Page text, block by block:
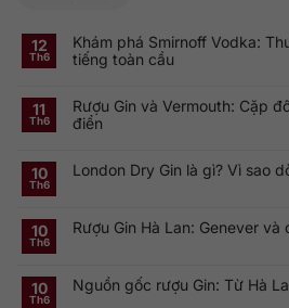
12
Th6
Khám phá Smirnoff Vodka:
tiếng toàn cầu
bình
luận
ở
Vodka:
Nga
nổi
11
Th6
Rượu Gin và Vermouth: Cặp
điển
bình
luận
và
Vermouth:
hồn
của
10
Th6
London Dry Gin là gì? Vì sao
luận
ở
là
10
Th6
Rượu Gin Hà Lan: Genever
luận
ở
10
Th6
Nguồn gốc rượu Gin: Từ Hà